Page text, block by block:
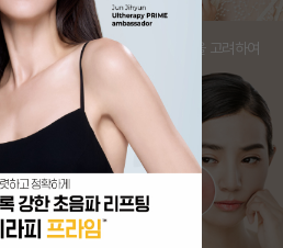
피부상태와 혈관 두께 등을 고려하여
1:1 맞춤치료
홍조
보러갈까?